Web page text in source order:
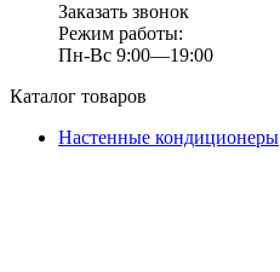
Заказать звонок
Режим работы:
Пн-Вс 9:00—19:00
Каталог товаров
Настенные кондиционеры